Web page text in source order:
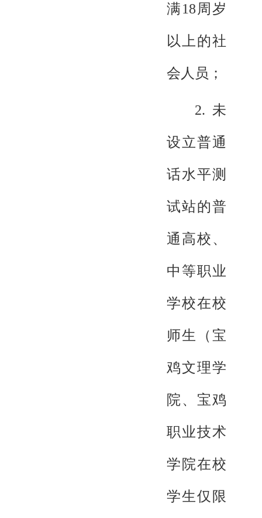
满18周岁
以上的社
会人员；
2.未
设立普通
话水平测
试站的普
通高校、
中等职业
学校在校
师生（宝
鸡文理学
院、宝鸡
职业技术
学院在校
学生仅限